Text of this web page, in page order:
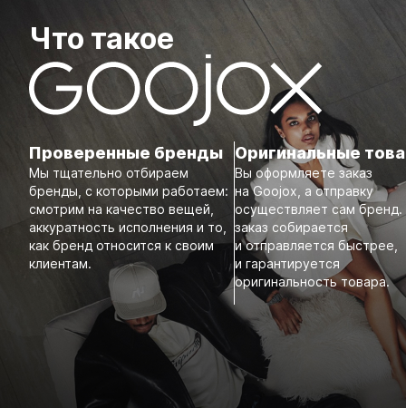
Что такое
Проверенные бренды
Мы тщательно отбираем
бренды, с которыми работаем:
смотрим на качество вещей,
аккуратность исполнения и то,
как бренд относится к своим
клиентам.
Оригинальные
Вы оформляете заказ
на Goojox, а отправку
осуществляет сам бренд.
заказ собирается
и отправляется быстрее,
и гарантируется
оригинальность товара.